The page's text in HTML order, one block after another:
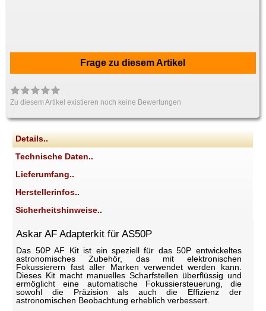
Frage zu diesem Artikel
Zu diesem Artikel existieren noch keine Bewertungen
Details..
Technische Daten..
Lieferumfang..
Herstellerinfos..
Sicherheitshinweise..
Askar AF Adapterkit für AS50P
Das 50P AF Kit ist ein speziell für das 50P entwickeltes
astronomisches Zubehör, das mit elektronischen
Fokussierern fast aller Marken verwendet werden kann.
Dieses Kit macht manuelles Scharfstellen überflüssig und
ermöglicht eine automatische Fokussiersteuerung, die
sowohl die Präzision als auch die Effizienz der
astronomischen Beobachtung erheblich verbessert.